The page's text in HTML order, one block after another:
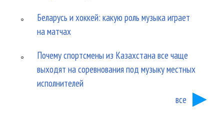
Беларусь и хоккей: какую роль музыка играет
на матчах
Почему спортсмены из Казахстана все чаще
выходят на соревнования под музыку местных
исполнителей
все